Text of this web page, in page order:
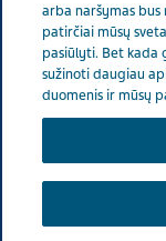
Kaip
man
arba naršymas bus
patirčiai mūsų
pasiūlyti. Bet kada
sužinoti daugiau
duomenis ir mūsų